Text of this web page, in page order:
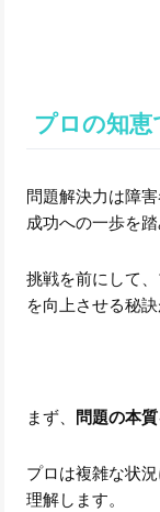
プロの知恵
問題解決力は障
成功への一歩を
挑戦を前にして
を向上させる秘訣
まず、 問題の本
プロは複雑な状
理解します。